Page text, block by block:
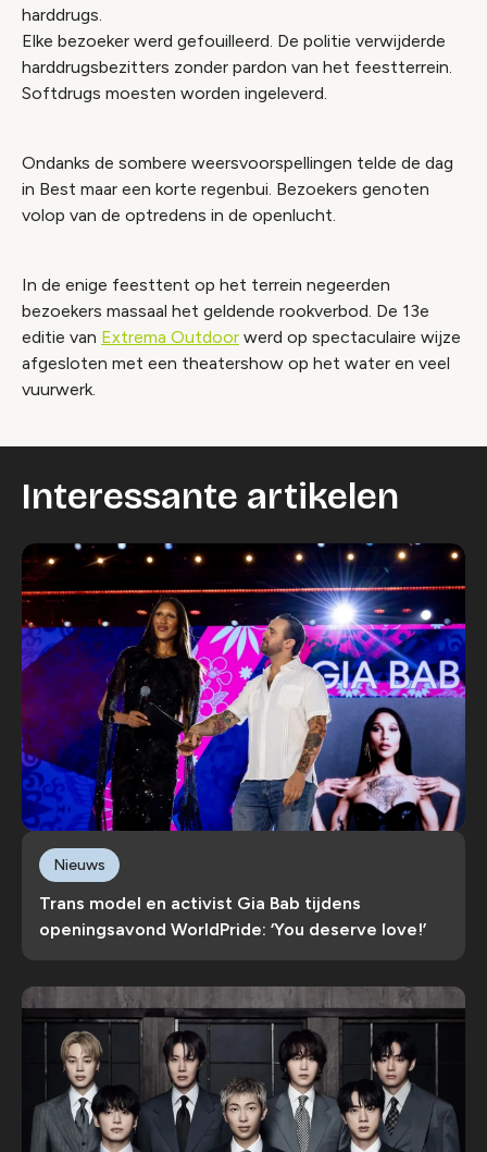
harddrugs.
Elke bezoeker werd gefouilleerd. De politie verwijderde
harddrugsbezitters zonder pardon van het feestterrein.
Softdrugs moesten worden ingeleverd.
Ondanks de sombere weersvoorspellingen telde de dag
in Best maar een korte regenbui. Bezoekers genoten
volop van de optredens in de openlucht.
In de enige feesttent op het terrein negeerden
bezoekers massaal het geldende rookverbod. De 13e
editie van Extrema Outdoor werd op spectaculaire wijze
afgesloten met een theatershow op het water en veel
vuurwerk.
Interessante artikelen
Trans model en activist Gia Bab tijdens
openingsavond WorldPride: ‘You deserve love!’
Nieuws